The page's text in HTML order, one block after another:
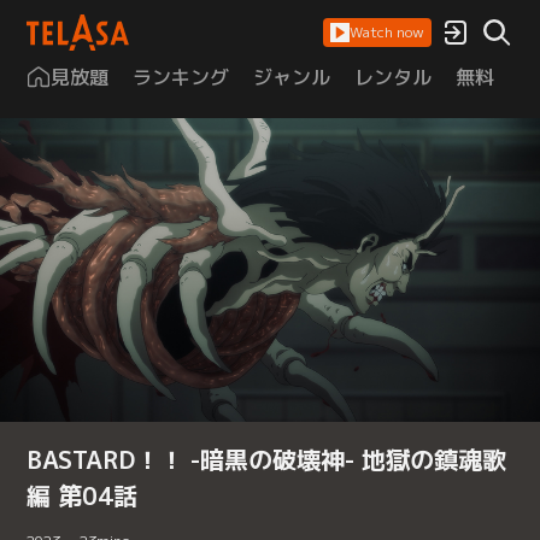
Watch now
見放題 ランキング ジャンル レンタル 無料
BASTARD！！ -暗黒の破壊神- 地獄の鎮魂歌
編 第04話